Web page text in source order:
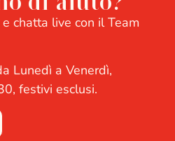
chatta live con il Team
Lunedì a Venerdì,
festivi esclusi.